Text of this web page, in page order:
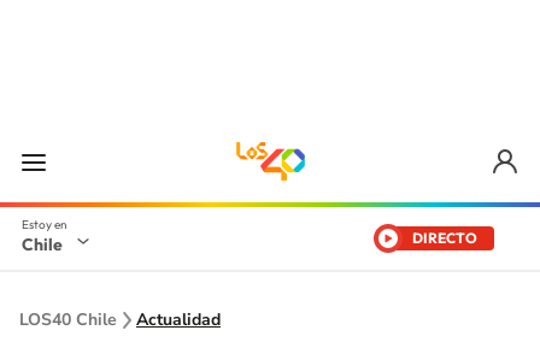
Chile DIRECTO
LOS40 Chile Actualidad